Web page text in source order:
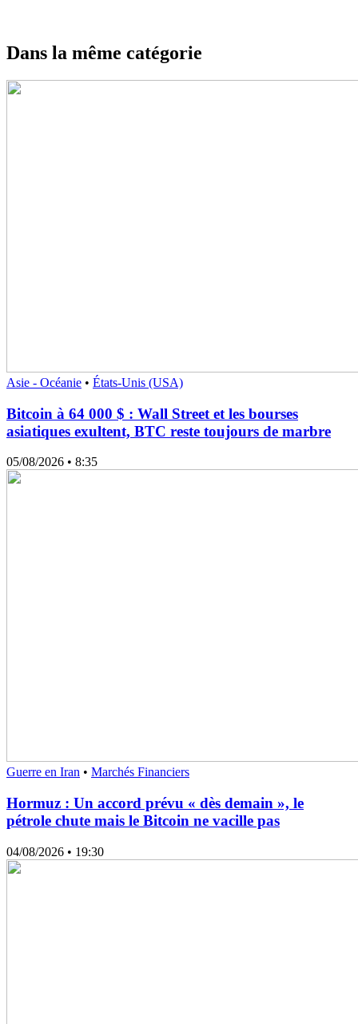
Dans la même catégorie
Asie - Océanie • États-Unis (USA)
Bitcoin à 64 000 $ : Wall Street et les bourses
asiatiques exultent, BTC reste toujours de marbre
05/08/2026 • 8:35
Guerre en Iran • Marchés Financiers
Hormuz : Un accord prévu « dès demain », le
pétrole chute mais le Bitcoin ne vacille pas
04/08/2026 • 19:30